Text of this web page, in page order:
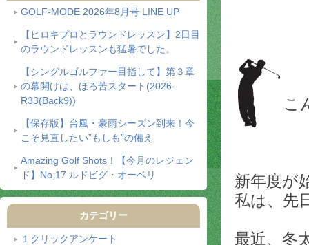
GOLF-MODE 2026年8月号 LINE UP
【ヒロキプロとラウンドレッスン】2日目
のラウンドレッスンも猛暑でした。
【シングルゴルファー目指して】第３章
の幕開けは、ほろ苦スタート(2026-
R33(Back9))
【保存版】台風・豪雨シーズン到来！今
こそ見直したい”もしも”の備え
Amazing Golf Shots！【今月のレジェン
ド】No,17 ルドビグ・オーベリ
カテゴリー
１クリックアンケート
こ
新年度が
私は、先
最近、冬